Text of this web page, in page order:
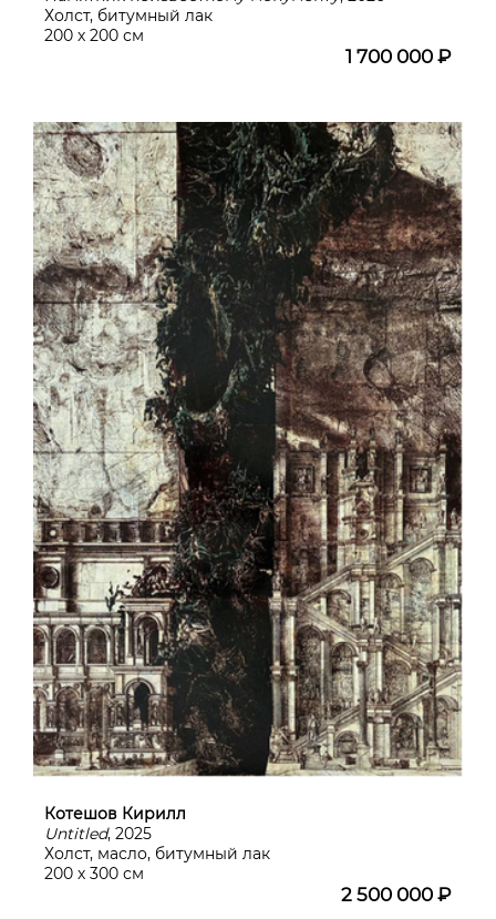
Холст, битумный лак
200 х 200 см
1 700 000 ₽
Котешов Кирилл
Untitled, 2025
Холст, масло, битумный лак
200 х 300 см
2 500 000 ₽